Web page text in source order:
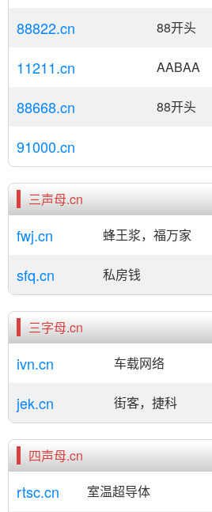
88822.cn 88开头
11211.cn AABAA
88668.cn 88开头
91000.cn
三声母.cn
fwj.cn 蜂王浆，福万家
sfq.cn 私房钱
三字母.cn
ivn.cn 车载网络
jek.cn 街客，捷科
四声母.cn
rtsc.cn 室温超导体